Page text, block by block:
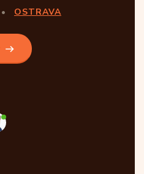
OSTRAVA